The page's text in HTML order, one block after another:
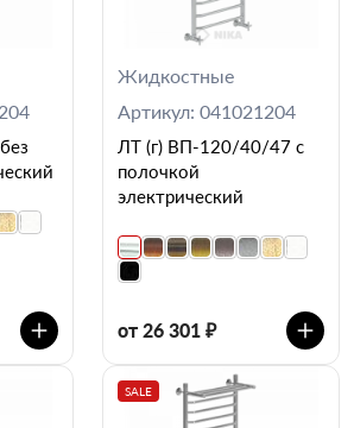
Жидкостные
Артикул: 041021204
ЛТ (г) ВП-120/40/47 с
полочкой
электрический
от 26 301 ₽
SALE